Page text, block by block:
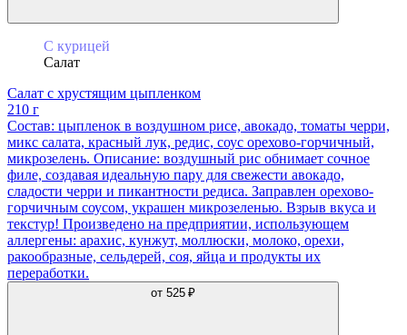
С курицей
Салат
Салат с хрустящим цыпленком
210 г
Состав: цыпленок в воздушном рисе, авокадо, томаты черри,
микс салата, красный лук, редис, соус орехово-горчичный,
микрозелень. Описание: воздушный рис обнимает сочное
филе, создавая идеальную пару для свежести авокадо,
сладости черри и пикантности редиса. Заправлен орехово-
горчичным соусом, украшен микрозеленью. Взрыв вкуса и
текстур! Произведено на предприятии, использующем
аллергены: арахис, кунжут, моллюски, молоко, орехи,
ракообразные, сельдерей, соя, яйца и продукты их
переработки.
от 525 ₽